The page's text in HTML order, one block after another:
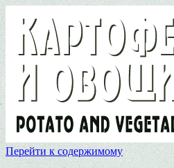
Перейти к содержимому